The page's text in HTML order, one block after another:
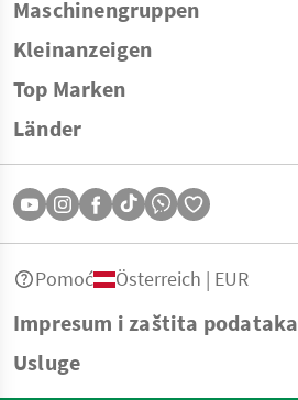
Maschinengruppen
Kleinanzeigen
Top Marken
Länder
Impresum i zaštita podataka
Usluge
Pomoć Österreich | EUR